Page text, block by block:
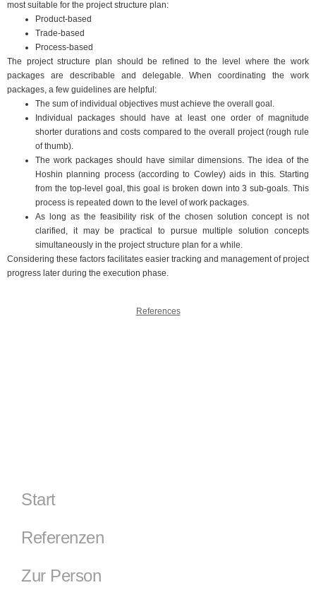
most suitable for the project structure plan:
Product-based
Trade-based
Process-based
The project structure plan should be refined to the level where the work
packages are describable and delegable. When coordinating the work
packages, a few guidelines are helpful:
The sum of individual objectives must achieve the overall goal.
Individual packages should have at least one order of magnitude
shorter durations and costs compared to the overall project (rough rule
of thumb).
The work packages should have similar dimensions. The idea of the
Hoshin planning process (according to Cowley) aids in this. Starting
from the top-level goal, this goal is broken down into 3 sub-goals. This
process is repeated down to the level of work packages.
As long as the feasibility risk of the chosen solution concept is not
clarified, it may be practical to pursue multiple solution concepts
simultaneously in the project structure plan for a while.
Considering these factors facilitates easier tracking and management of project
progress later during the execution phase.
References
Start
Referenzen
Zur Person